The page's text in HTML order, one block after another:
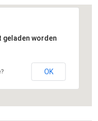
geladen worden
OK